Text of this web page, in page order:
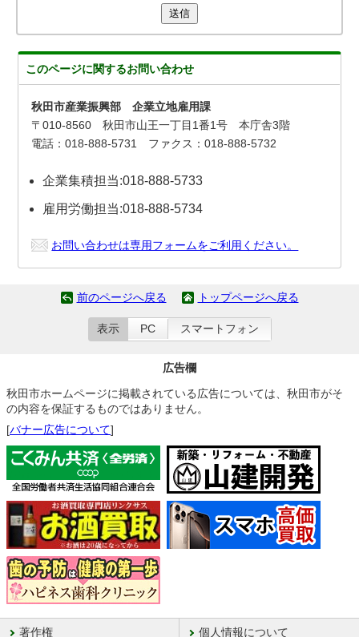
送信
このページに関するお問い合わせ
秋田市産業振興部 企業立地雇用課
〒010-8560 秋田市山王一丁目1番1号 本庁舎3階
電話：018-888-5731 ファクス：018-888-5732
企業集積担当:018-888-5733
雇用労働担当:018-888-5734
お問い合わせは専用フォームをご利用ください。
前のページへ戻る トップページへ戻る
表示 PC スマートフォン
広告欄
秋田市ホームページに掲載されている広告については、秋田市がそ
の内容を保証するものではありません。
[バナー広告について]
著作権 個人情報について